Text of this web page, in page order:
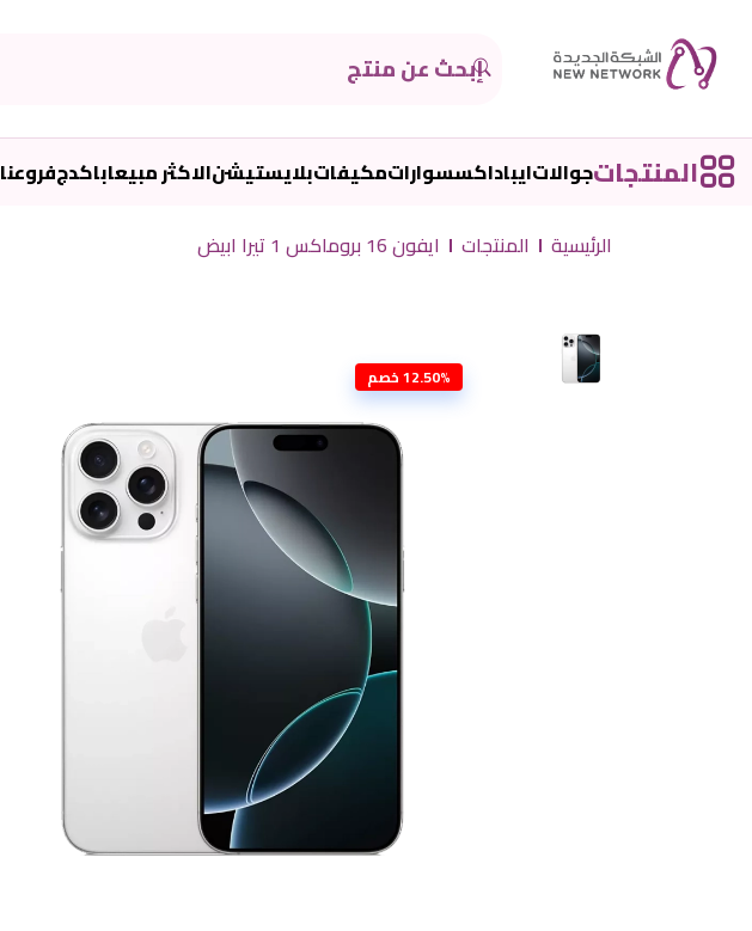
المنتجاتجوالاتايباداكسسواراتمكيفاتبلايستيشنالاكثر مبيعاباكدجفروعنا
الرئيسية المنتجات ايفون 16 بروماكس 1 تيرا ابيض
12.50% خصم